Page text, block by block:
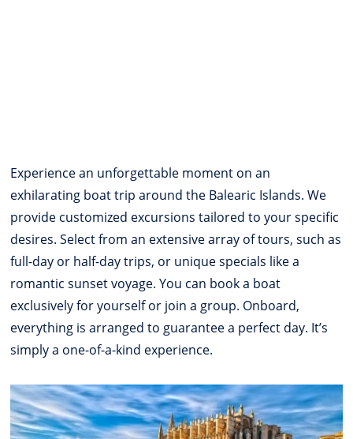
Experience an unforgettable moment on an
exhilarating boat trip around the Balearic Islands. We
provide customized excursions tailored to your specific
desires. Select from an extensive array of tours, such as
full-day or half-day trips, or unique specials like a
romantic sunset voyage. You can book a boat
exclusively for yourself or join a group. Onboard,
everything is arranged to guarantee a perfect day. It’s
simply a one-of-a-kind experience.